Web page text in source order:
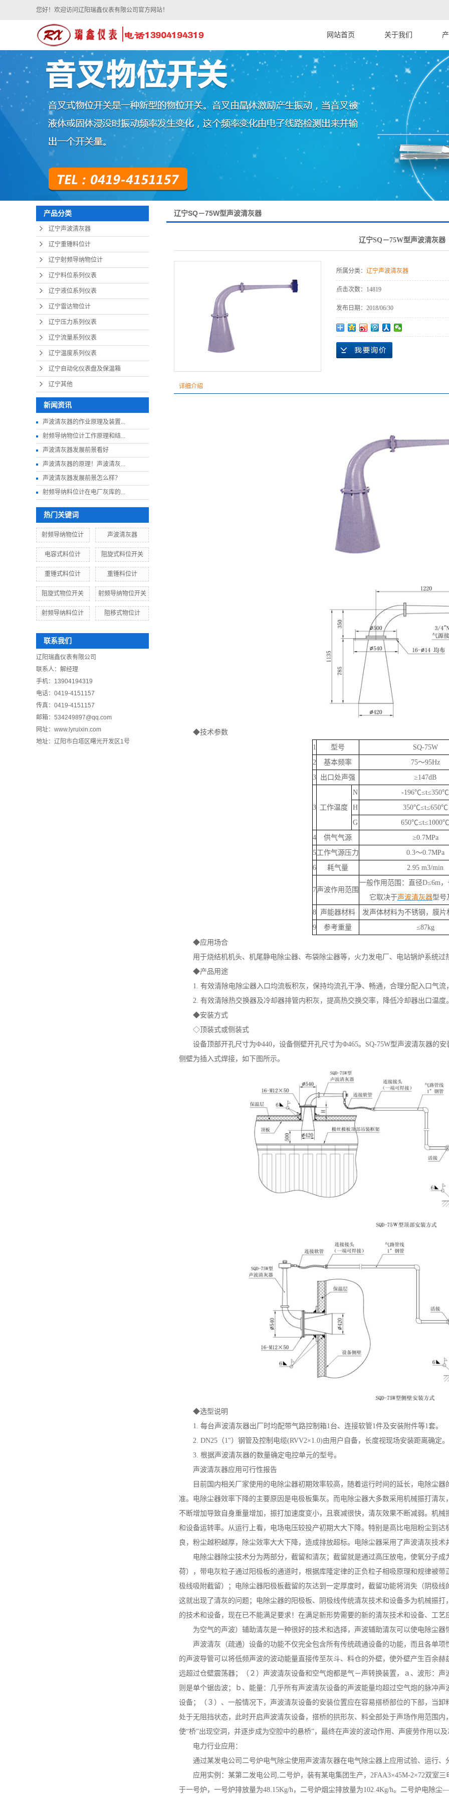
您好！欢迎访问辽阳瑞鑫仪表有限公司官方网站！
网站首页 关于我们
公司简介 辽宁
辽宁
辽宁
辽宁
辽宁
辽宁
辽宁
辽宁
产品分类
辽宁声波清灰器
辽宁重锤料位计
辽宁射频导纳物位计
辽宁料位系列仪表
辽宁液位系列仪表
辽宁雷达物位计
辽宁压力系列仪表
辽宁流量系列仪表
辽宁温度系列仪表
辽宁自动化仪表盘及保温箱
辽宁其他
新闻资讯
声波清灰器的作业原理及装置...
射频导纳物位计工作原理和结...
声波清灰器发展前景看好
声波清灰器的原理！声波清灰...
声波清灰器发展前景怎么样？
射频导纳料位计在电厂灰库的...
热门关键词
射频导纳物位计 声波清灰器
电容式料位计 阻旋式料位开关
重锤式料位计 重锤料位计
阻旋式物位开关 射频导纳物位开关
射频导纳料位计 阻移式物位计
联系我们
辽阳瑞鑫仪表有限公司
联系人：解经理
手机：13904194319
电话：0419-4151157
传真：0419-4151157
邮箱：534249897@qq.com
网址：www.lyruixin.com
地址：辽阳市白塔区曙光开发区1号
辽宁SQ－75W型声波清灰器
辽宁SQ－75W型声波清灰器
所属分类： 辽宁声波清灰器
点击次数： 14819
发布日期： 2018/06/30
详细介绍
◆技术参数
1
型号
SQ-75W
2
基本频率
75～95Hz
3
出口处声强 ≥147dB
3 工作温度
N
-196℃≤t≤350℃
H
350℃≤t≤650℃
G
650℃≤t≤1000℃
4
供气气源
≥0.7MPa
5工作气源压力
0.3～0.7MPa
6
耗气量 2.95 m3/min
7声波作用范围
一般作用范围：直径D≤6m，
它取决于声波清灰器型号
8
声能器材料
发声体材料为不锈钢，膜片
9
参考重量
≤87kg
◆应用场合
用于烧结机机头、机尾静电除尘器、布袋除尘器等，火力发电厂、电站锅炉系统过
◆产品用途
1. 有效清除电除尘器入口均流板积灰，保持均流孔干净、畅通，合理分配入口气流
2. 有效清除热交换器及冷却器排管内积灰，提高热交换交率，降低冷却器出口温度
◆安装方式
◇顶装式或侧装式
设备顶部开孔尺寸为Ф440，设备侧壁开孔尺寸为Ф465。SQ-75W型声波清灰器的
侧壁为插入式焊接，如下图所示。
◆选型说明
1. 每台声波清灰器出厂时均配带气路控制箱1台、连接软管1件及安装附件等1套。
2. DN25（1″）钢管及控制电缆(RVV2×1.0)由用户自备，长度视现场安装距离确定。
3. 根据声波清灰器的数量确定电控单元的型号。
声波清灰器应用可行性报告
目前国内相关厂家使用的电除尘器初期效率较高，随着运行时间的延长，电除尘
准。电除尘器效率下降的主要原因是电极板集灰。而电除尘器大多数采用机械振打清
不断增加导致自身重量增加，振打加速度变小，且衰减很快，清灰效果不断减弱。机
和设备运转率。从运行上看，电场电压较投产初期大大下降。特别是高比电阻粉尘到
良，粉尘越积越厚，除尘效率大大下降，造成排放超标。电除尘器采用了声波清灰技术
电除尘器除尘技术分为两部分，截留和清灰；截留就是通过高压放电，使氧分子
荷），带电灰粒子通过阳极板的通道时，根据库隆定律的正负粒子相吸原理和规律被
极线吸附截留）；电除尘器阳极板截留的灰达到一定厚度时，截留功能将消失（阴极线
这就出现了清灰的问题；电除尘器的阳极板、阴极线传统清灰技术和设备多为机械振
的技术和设备，现在已不能满足要求！在满足新形势需要的新的清灰技术和设备、工艺
为空气的声波）辅助清灰是一种很好的技术和选择，声波辅助清灰可以使电除尘器
声波清灰（疏通）设备的功能不仅完全包含所有传统疏通设备的功能，而且各单
的声波导管可以将低频声波的波动能量直接传至灰斗、料仓的外壁，使外壁产生百余
远超过仓壁震荡器；（２）声波清灰设备和空气炮都是气－声转换装置，ａ、波形：
则是单个锯齿波；ｂ、能量：几乎所有声波清灰设备的声波能量均超过空气炮的脉冲
设备；（３）、一般情况下，声波清灰设备的安装位置应在容易搭桥部位的下部，当
处于无阻挡状态，此时开启声波清灰设备，搭桥的拱形灰、料全部处于声场作用范围内
使“桥”出现空洞，并逐步成为空腔中的悬桥”，最终在声波的波动作用、声疲劳作用以及
电力行业应用：
通过某发电公司二号炉电气除尘使用声波清灰器在电气除尘器上应用试验、运行、
应用实例：某第二发电公司,二号炉，装有某电集团生产，2FAA3×45M-2×72双室
于一号炉，一号炉排放量为48.15Kg/h，二号炉烟尘排放量为102.4Kg/h。二号炉电除